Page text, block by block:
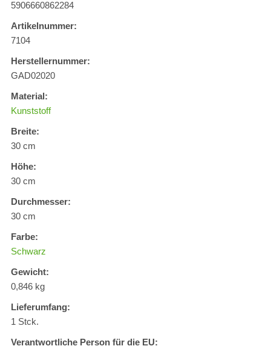
5906660862284
Artikelnummer:
7104
Herstellernummer:
GAD02020
Material:
Kunststoff
Breite:
30 cm
Höhe:
30 cm
Durchmesser:
30 cm
Farbe:
Schwarz
Gewicht:
0,846 kg
Lieferumfang:
1 Stck.
Verantwortliche Person für die EU: